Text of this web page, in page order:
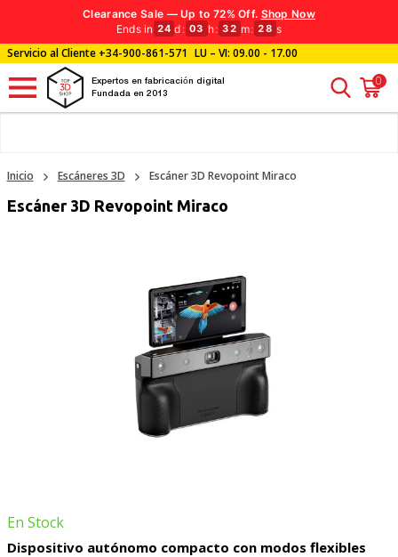
Clearance Sale — Up to 72% Off. Shop Now
Ends in 24 d : 03 h: 32 m: 27 s
Servicio al Cliente +34-900-861-571 LU – VI: 09.00 - 17.00
Expertos en fabricación digital
Fundada en 2013
0
Inicio Escáneres 3D Escáner 3D Revopoint Miraco
Escáner 3D Revopoint Miraco
En Stock
Dispositivo autónomo compacto con modos flexibles